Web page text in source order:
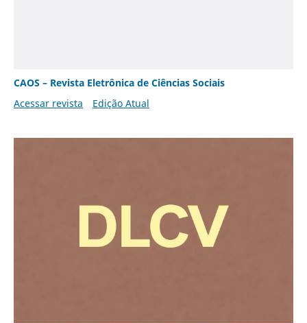
CAOS – Revista Eletrônica de Ciências Sociais
Acessar revista
Edição Atual